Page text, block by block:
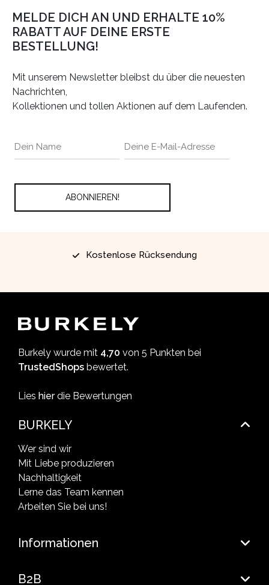
MELDE DICH AN UND ERHALTE 10%
RABATT AUF DEINE ERSTE
BESTELLUNG!
Mit unserem Newsletter bleibst du über die neuesten
Nachrichten,
Kollektionen und tollen Aktionen auf dem Laufenden.
Kostenlose Rücksendung
Burkely wurde mit 4,70 von 5 Punkten bei
TrustedShops bewertet.
Lies hierdie Bewertungen
BURKELY
Wer sind wir
Mit Liebe produzieren
Nachhaltigkeit
Lerne das Team kennen
Arbeiten Sie bei uns!
Informationen
B2B